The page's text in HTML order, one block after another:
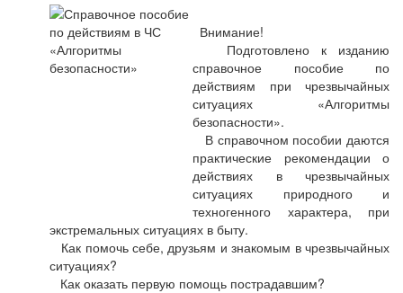
Внимание!
Подготовлено к изданию
справочное пособие по
действиям при чрезвычайных
ситуациях «Алгоритмы
безопасности».
В справочном пособии даются
практические рекомендации о
действиях в чрезвычайных
ситуациях природного и
техногенного характера, при
экстремальных ситуациях в быту.
Как помочь себе, друзьям и знакомым в чрезвычайных
ситуациях?
Как оказать первую помощь пострадавшим?